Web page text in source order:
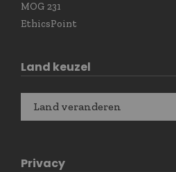
MOG 231
EthicsPoint
Land keuzel
Land veranderen
Privacy